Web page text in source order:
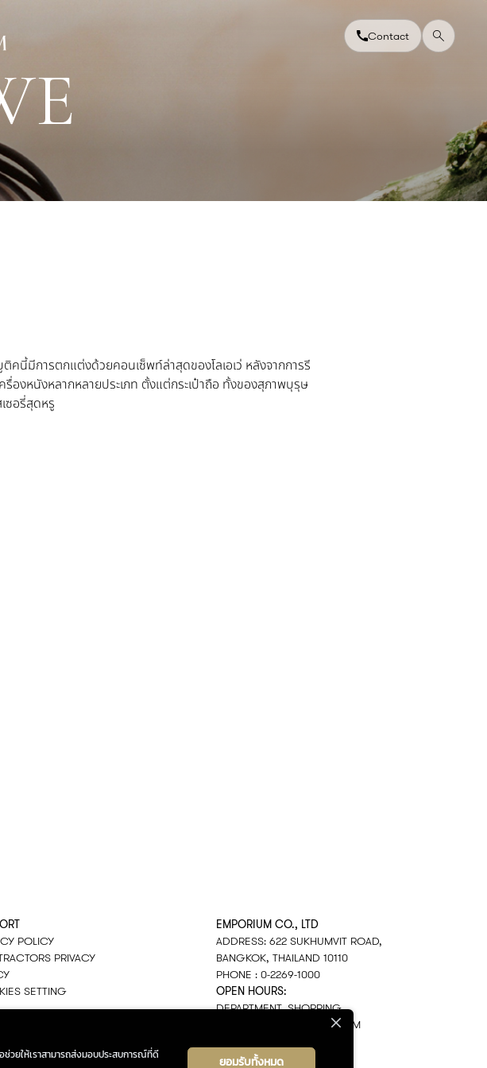
วยให้เราสามารถส่งมอบประสบการณ์ที่ดี
ยอมรับทั้งหมด
Contact
E
คนี้มีการตกแต่งด้วยคอนเซ็พท์ล่าสุดของโลเอเว่ หลังจากการรี
องหนังหลากหลายประเภท ตั้งแต่กระเป๋าถือ ทั้งของสุภาพบุรุษ
ซอรี่สุดหรู
POLICY
PRIVACY
SETTING
EMPORIUM CO., LTD
ADDRESS: 622 SUKHUMVIT ROAD,
BANGKOK, THAILAND 10110
PHONE : 0-2269-1000
OPEN HOURS:
DEPARTMENT, SHOPPING
EVERY DAY 10.00AM–22.00PM